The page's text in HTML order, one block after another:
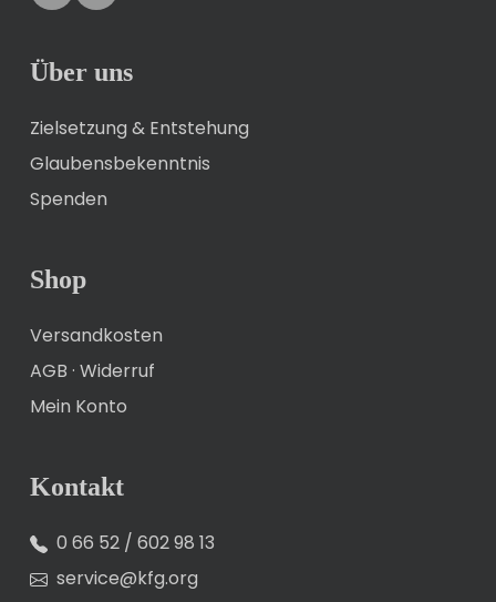
Über uns
Zielsetzung & Entstehung
Glaubensbekenntnis
Spenden
Shop
Versandkosten
AGB · Widerruf
Mein Konto
Kontakt
0 66 52 / 602 98 13
service@kfg.org